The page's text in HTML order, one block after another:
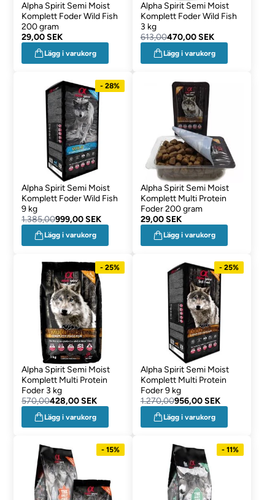
Alpha Spirit Semi Moist
Komplett Foder Wild Fish
200 gram
29,00 SEK
Lägg i varukorg
Alpha Spirit Semi Moist
Komplett Foder Wild Fish
3 kg
613,00470,00 SEK
Lägg i varukorg
- 28%
Alpha Spirit Semi Moist
Komplett Foder Wild Fish
9 kg
1.385,00999,00 SEK
Lägg i varukorg
Alpha Spirit Semi Moist
Komplett Multi Protein
Foder 200 gram
29,00 SEK
Lägg i varukorg
- 25%
Alpha Spirit Semi Moist
Komplett Multi Protein
Foder 3 kg
570,00428,00 SEK
Lägg i varukorg
- 25%
Alpha Spirit Semi Moist
Komplett Multi Protein
Foder 9 kg
1.270,00956,00 SEK
Lägg i varukorg
- 15% - 11%